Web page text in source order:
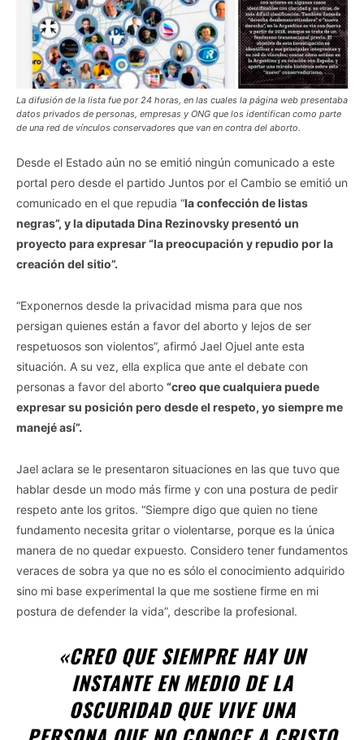
La difusión de la lista fue por 24 horas, en las cuales la página web presentaba
datos privados de personas, empresas y ONG que los identifican como parte
de una red de vínculos conservadores que van en contra del aborto.
Desde el Estado aún no se emitió ningún comunicado a este
portal pero desde el partido Juntos por el Cambio se emitió un
comunicado en el que repudia “la confección de listas
negras”, y la diputada Dina Rezinovsky presentó un
proyecto para expresar “la preocupación y repudio por la
creación del sitio”.
“Exponernos desde la privacidad misma para que nos
persigan quienes están a favor del aborto y lejos de ser
respetuosos son violentos”, afirmó Jael Ojuel ante esta
situación. A su vez, ella explica que ante el debate con
personas a favor del aborto “creo que cualquiera puede
expresar su posición pero desde el respeto, yo siempre me
manejé así”.
Jael aclara se le presentaron situaciones en las que tuvo que
hablar desde un modo más firme y con una postura de pedir
respeto ante los gritos. “Siempre digo que quien no tiene
fundamento necesita gritar o violentarse, porque es la única
manera de no quedar expuesto. Considero tener fundamentos
veraces de sobra ya que no es sólo el conocimiento adquirido
sino mi base experimental la que me sostiene firme en mi
postura de defender la vida”, describe la profesional.
«CREO QUE SIEMPRE HAY UN
INSTANTE EN MEDIO DE LA
OSCURIDAD QUE VIVE UNA